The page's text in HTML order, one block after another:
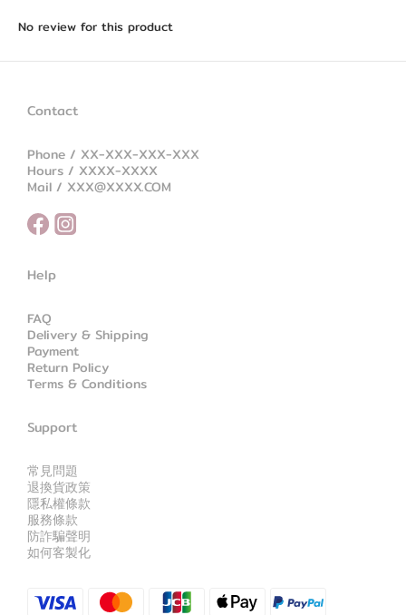
No review for this product
Contact
Phone / XX-XXX-XXX-XXX
Hours / XXXX-XXXX
Mail / XXX@XXXX.COM
Help
FAQ
Delivery & Shipping
Payment
Return Policy
Terms & Conditions
Support
常見問題
退換貨政策
隱私權條款
服務條款
防詐騙聲明
如何客製化